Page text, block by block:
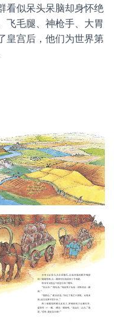
看似呆头呆脑却身怀绝
毛腿、神枪手、大胃
皇宫后，他们为世界第